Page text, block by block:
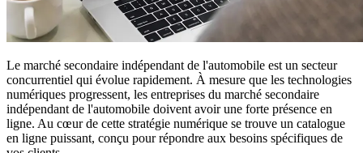
Le marché secondaire indépendant de l'automobile est un secteur
concurrentiel qui évolue rapidement. À mesure que les technologies
numériques progressent, les entreprises du marché secondaire
indépendant de l'automobile doivent avoir une forte présence en
ligne. Au cœur de cette stratégie numérique se trouve un catalogue
en ligne puissant, conçu pour répondre aux besoins spécifiques de